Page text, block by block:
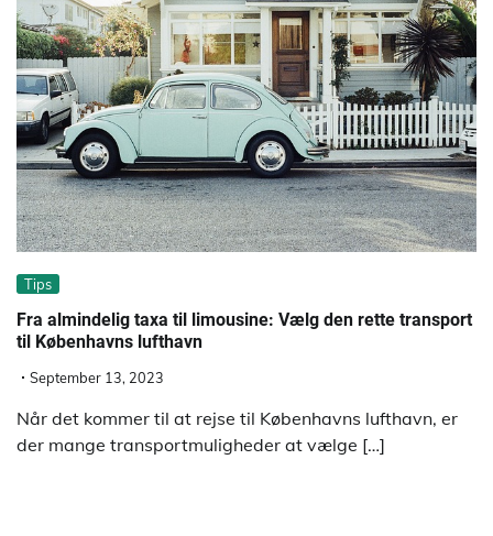
Tips
Fra almindelig taxa til limousine: Vælg den rette transport
til Københavns lufthavn
September 13, 2023
Når det kommer til at rejse til Københavns lufthavn, er
der mange transportmuligheder at vælge […]